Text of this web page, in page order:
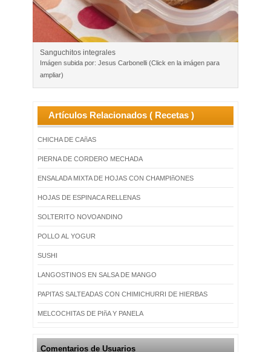
Sanguchitos integrales
Imágen subida por: Jesus Carbonelli (Click en la imágen para
ampliar)
Artículos Relacionados ( Recetas )
CHICHA DE CAñAS
PIERNA DE CORDERO MECHADA
ENSALADA MIXTA DE HOJAS CON CHAMPIñONES
HOJAS DE ESPINACA RELLENAS
SOLTERITO NOVOANDINO
POLLO AL YOGUR
SUSHI
LANGOSTINOS EN SALSA DE MANGO
PAPITAS SALTEADAS CON CHIMICHURRI DE HIERBAS
MELCOCHITAS DE PIñA Y PANELA
Comentarios de Usuarios